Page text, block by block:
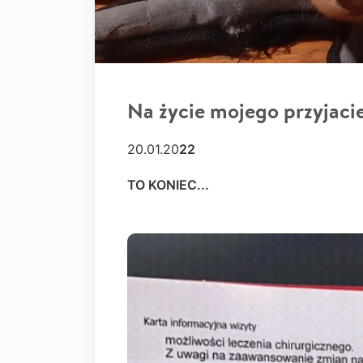
Na życie mojego
20.01.2022
TO KONIEC...